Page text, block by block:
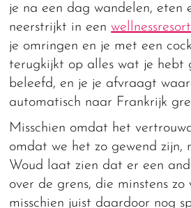
je na een dag wandelen, eten
neerstrijkt in een
je omringen en je met een
terugkijkt op alles wat je hebt
beleefd, en je je afvraagt
automatisch naar Frankrijk
Misschien omdat het
omdat we het zo gewend
Woud laat zien dat er een
over de grens, die minstens zo
misschien juist daardoor nog